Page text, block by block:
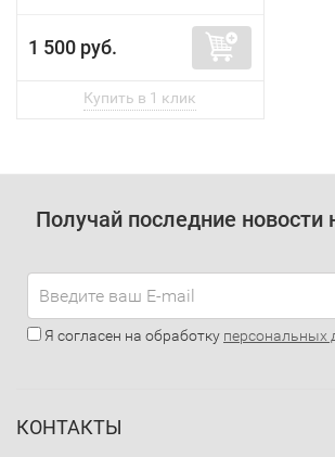
1 500 руб.
Получай последние новости
Я согласен на обработку персональных
КОНТАКТЫ